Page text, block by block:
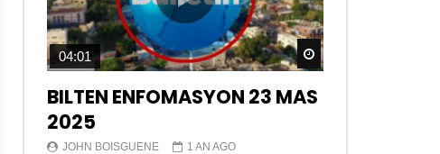
Watch Later
04:01
BILTEN ENFOMASYON 23 MAS
2025
JOHN BOISGUENE 1 AN AGO